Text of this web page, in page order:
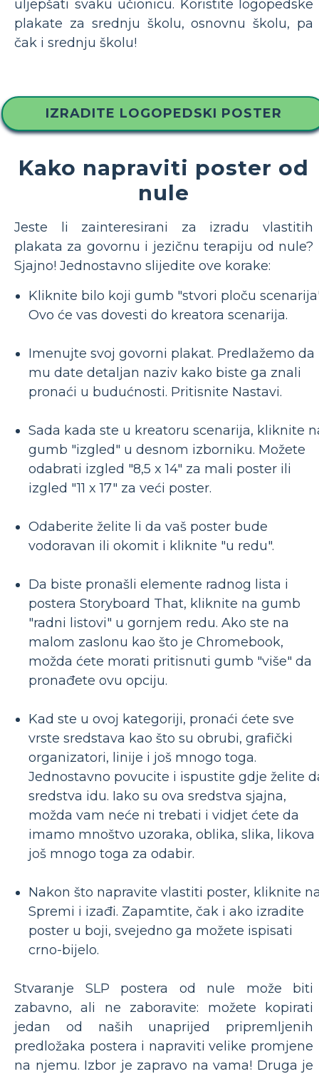
uljepšati svaku učionicu. Koristite logopedske
plakate za srednju školu, osnovnu školu, pa
čak i srednju školu!
IZRADITE LOGOPEDSKI POSTER
Kako napraviti poster od
nule
Jeste li zainteresirani za izradu vlastitih
plakata za govornu i jezičnu terapiju od nule?
Sjajno! Jednostavno slijedite ove korake:
Kliknite bilo koji gumb "stvori ploču
Ovo će vas dovesti do kreatora scenarija.
Imenujte svoj govorni plakat. Predlažemo da
mu date detaljan naziv kako biste ga znali
pronaći u budućnosti. Pritisnite Nastavi.
Sada kada ste u kreatoru scenarija, kliknite
gumb "izgled" u desnom izborniku. Možete
odabrati izgled "8,5 x 14" za mali poster ili
izgled "11 x 17" za veći poster.
Odaberite želite li da vaš poster bude
vodoravan ili okomit i kliknite "u redu".
Da biste pronašli elemente radnog lista i
postera Storyboard That, kliknite na gumb
"radni listovi" u gornjem redu. Ako ste na
malom zaslonu kao što je Chromebook,
možda ćete morati pritisnuti gumb "više" da
pronađete ovu opciju.
Kad ste u ovoj kategoriji, pronaći ćete sve
vrste sredstava kao što su obrubi, grafički
organizatori, linije i još mnogo toga.
Jednostavno povucite i ispustite gdje želite
sredstva idu. Iako su ova sredstva sjajna,
možda vam neće ni trebati i vidjet ćete da
imamo mnoštvo uzoraka, oblika, slika, likova
još mnogo toga za odabir.
Nakon što napravite vlastiti poster, kliknite
Spremi i izađi. Zapamtite, čak i ako izradite
poster u boji, svejedno ga možete ispisati
crno-bijelo.
Stvaranje SLP postera od nule može biti
zabavno, ali ne zaboravite: možete kopirati
jedan od naših unaprijed pripremljenih
predložaka postera i napraviti velike promjene
na njemu. Izbor je zapravo na vama! Druga je